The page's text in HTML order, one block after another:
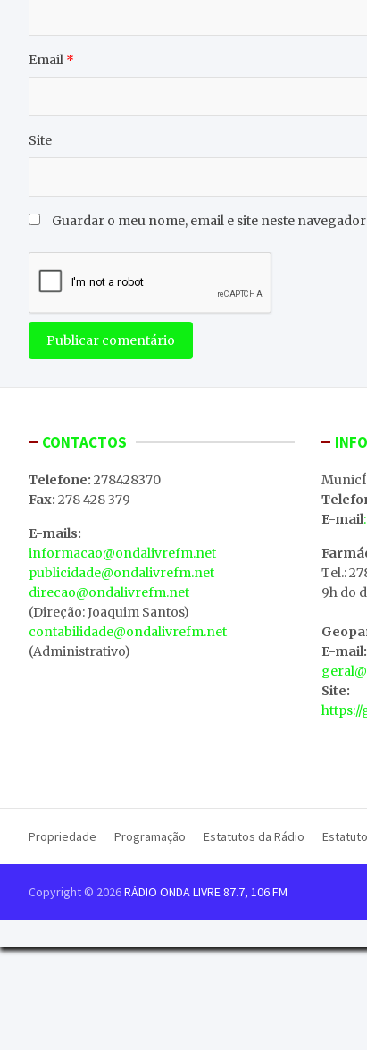
Email *
Site
Guardar o meu nome, email e site neste
CONTACTOS
Telefone: 278428370
Fax: 278 428 379
E-mails:
informacao@ondalivrefm.net
publicidade@ondalivrefm.net
direcao@ondalivrefm.net
(Direção: Joaquim Santos)
contabilidade@ondalivrefm.net
(Administrativo)
E-mail
Tel.:
9h do
E-mail:
Site:
Propriedade Programação Estatutos da Rádio
Copyright © 2026RÁDIO ONDA LIVRE 87.7, 106 FM